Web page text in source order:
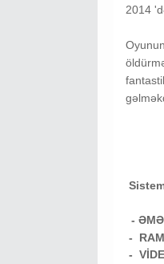
2014
-
- RAM
-